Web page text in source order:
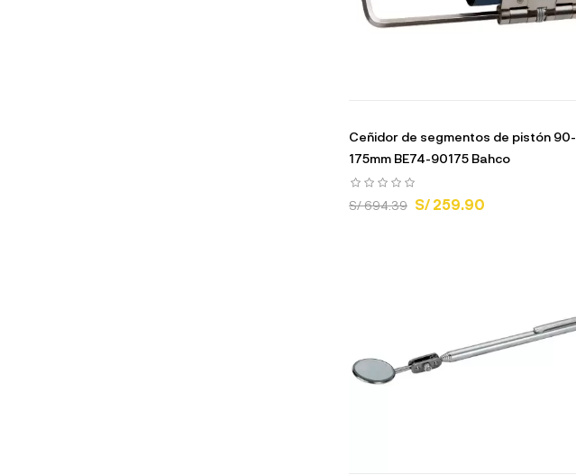
Ceñidor de segmentos de pistón 90-
175mm BE74-90175 Bahco
S/ 694.39 S/ 259.90